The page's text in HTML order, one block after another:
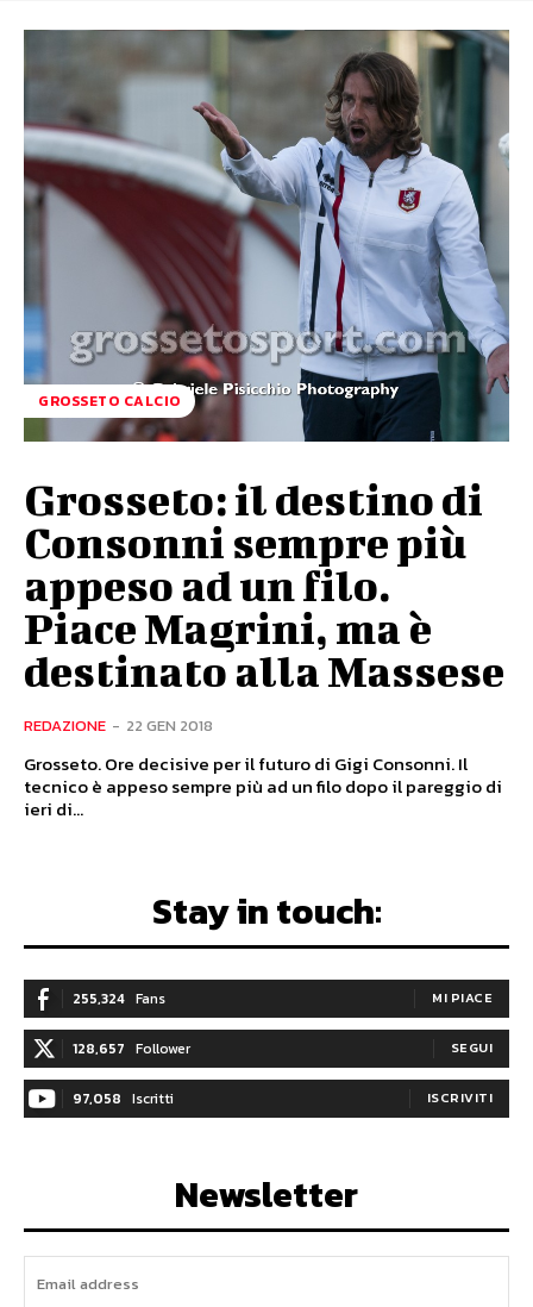
GROSSETO CALCIO
Grosseto: il destino di
Consonni sempre più
appeso ad un filo.
Piace Magrini, ma è
destinato alla Massese
REDAZIONE - 22 GEN 2018
Grosseto. Ore decisive per il futuro di Gigi Consonni. Il
tecnico è appeso sempre più ad un filo dopo il pareggio di
ieri di...
Stay in touch:
255,324 Fans MI PIACE
128,657 Follower SEGUI
97,058 Iscritti ISCRIVITI
Newsletter